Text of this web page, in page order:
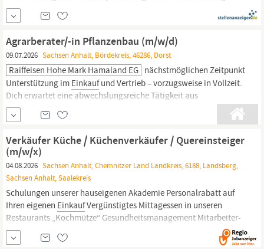
Waren, Durchführung interner Transporte bei Montageabruf
Intensive Zusammenarbeit mit Montage,
Qualitätssicherung Ihr Profil Erfolgreich abgeschlossene
Berufsausbildung im...
Agrarberater/-in Pflanzenbau (m/w/d)
09.07.2026 Sachsen Anhalt, Bördekreis, 46286, Dorst
Raiffeisen Hohe Mark Hamaland EG nächstmöglichen Zeitpunkt
Unterstützung im Einkaufund Vertrieb – vorzugsweise in Vollzeit.
Dich erwartet eine abwechslungsreiche Tätigkeit aus
Kundenberatung, Vertrieb und Sortimentsgestaltung.
Agrarberater/ -in Pflanzenbau;(m/w/d) im
und Vertrieb
am Standort Lembeck Dein Aufgaben Entwicklung und Steuerung
unseres Pflanzenschutzsortiments Preis- und
Einkaufsverhandlungen
Verkäufer Küche / Küchenverkäufer / Quereinsteiger
(m/w/x)
04.08.2026 Sachsen Anhalt, Chemnitzer Land Landkreis, 6188, Landsberg,
Sachsen Anhalt, Saalekreis
Schulungen unserer hauseigenen Akademie Personalrabatt auf
Ihren eigenen EinkaufVergünstigtes Mittagessen in unseren
Restaurants „Kochmütze“ Gesundheitsmanagement Mitarbeiter-
Benefits Was Sie erwartet Sie sind Küchenverkaufsprofi (m/w/x)
und beraten unsere Kunden vollumfänglich Sie erstellen alle